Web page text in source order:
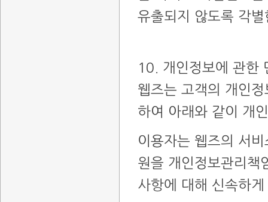
유출되지 않도록 각
10. 개인정보에 관한
웹즈는 고객의 개인
하여 아래와 같이 개
이용자는 웹즈의 서
원을 개인정보관리책
사항에 대해 신속하